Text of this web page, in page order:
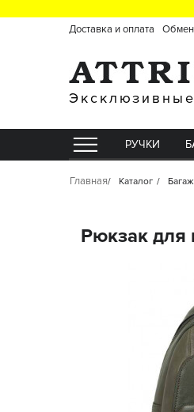
Доставка и оплата
РУЧКИ
Главная Каталог Багаж
Рюкзак для